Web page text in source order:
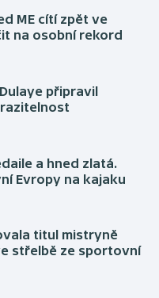
ME cítí zpět ve
na osobní rekord
připravil
a hned zlatá.
Evropy na kajaku
titul mistryně
střelbě ze sportovní